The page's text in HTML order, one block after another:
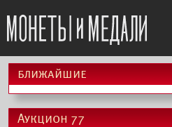
ближайшие
Аукцион 77